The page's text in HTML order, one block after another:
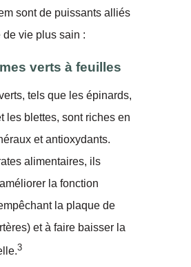
sont de puissants alliés
de vie plus sain :
verts à feuilles
tels que les épinards,
les blettes, sont riches en
et antioxydants.
alimentaires, ils
la fonction
la plaque de
et à faire baisser la
3